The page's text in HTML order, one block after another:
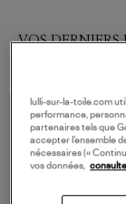
VOS DERNIERS
lulli-sur-la-toile.com
performance,
partenaires tels que
accepter l’ensemble
nécessaires («
vos données,